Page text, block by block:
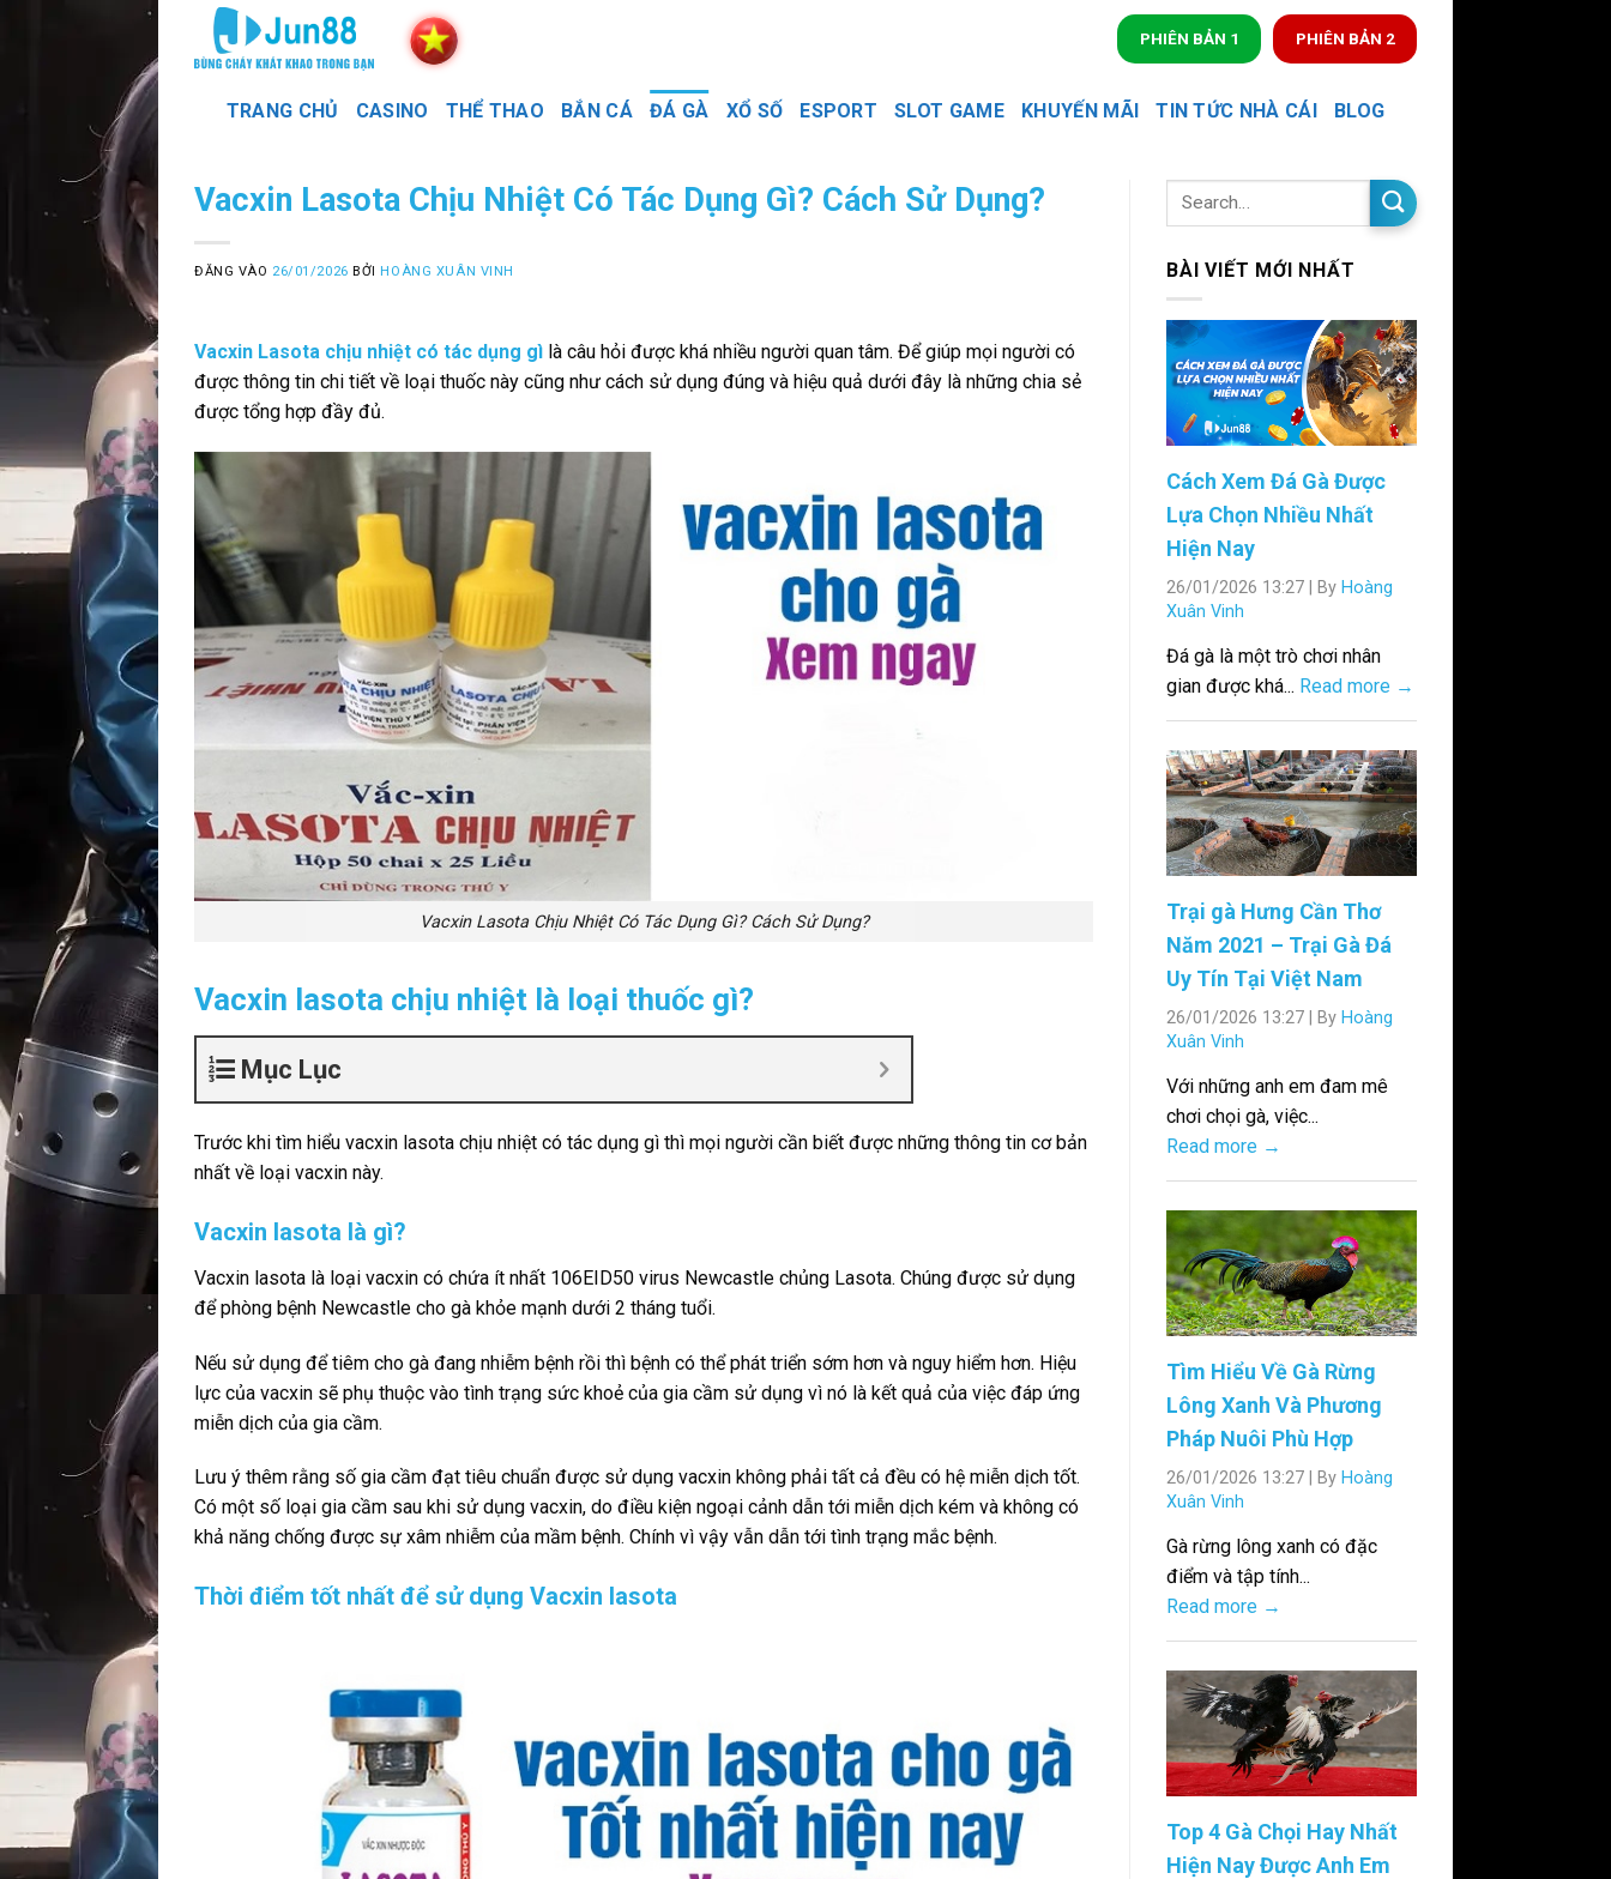
nội
PHIÊN BẢN 1 PHIÊN BẢN 2
TRANG CHỦ CASINO THỂ THAO BẮN CÁ ĐÁ GÀ XỔ SỐ ESPORT SLOT GAME KHUYẾN MÃI TIN TỨC NHÀ CÁI BLOG
Vacxin Lasota Chịu Nhiệt Có Tác Dụng Gì? Cách Sử Dụng?
ĐĂNG VÀO 26/01/2026 BỞI HOÀNG XUÂN VINH
Vacxin Lasota chịu nhiệt có tác dụng gì là câu hỏi được khá nhiều người quan tâm. Để giúp mọi người có
được thông tin chi tiết về loại thuốc này cũng như cách sử dụng đúng và hiệu quả dưới đây là những chia sẻ
được tổng hợp đầy đủ.
Vacxin Lasota Chịu Nhiệt Có Tác Dụng Gì? Cách Sử Dụng?
Vacxin lasota chịu nhiệt là loại thuốc gì?
Mục Lục
Trước khi tìm hiểu vacxin lasota chịu nhiệt có tác dụng gì thì mọi người cần biết được những thông tin cơ bản
nhất về loại vacxin này.
Vacxin lasota là gì?
Vacxin lasota là loại vacxin có chứa ít nhất 106EID50 virus Newcastle chủng Lasota. Chúng được sử dụng
để phòng bệnh Newcastle cho gà khỏe mạnh dưới 2 tháng tuổi.
Nếu sử dụng để tiêm cho gà đang nhiễm bệnh rồi thì bệnh có thể phát triển sớm hơn và nguy hiểm hơn. Hiệu
lực của vacxin sẽ phụ thuộc vào tình trạng sức khoẻ của gia cầm sử dụng vì nó là kết quả của việc đáp ứng
miễn dịch của gia cầm.
Lưu ý thêm rằng số gia cầm đạt tiêu chuẩn được sử dụng vacxin không phải tất cả đều có hệ miễn dịch tốt.
Có một số loại gia cầm sau khi sử dụng vacxin, do điều kiện ngoại cảnh dẫn tới miễn dịch kém và không có
khả năng chống được sự xâm nhiễm của mầm bệnh. Chính vì vậy vẫn dẫn tới tình trạng mắc bệnh.
Thời điểm tốt nhất để sử dụng Vacxin lasota
BÀI VIẾT MỚI NHẤT
Cách Xem Đá Gà Được
Lựa Chọn Nhiều Nhất
Hiện Nay
26/01/2026 13:27 By Hoàng
Xuân Vinh
Đá gà là một trò chơi nhân
gian được khá... Read more →
Trại gà Hưng Cần Thơ
Năm 2021 – Trại Gà Đá
Uy Tín Tại Việt Nam
26/01/2026 13:27 By Hoàng
Xuân Vinh
Với những anh em đam mê
chơi chọi gà, việc...
Read more →
Tìm Hiểu Về Gà Rừng
Lông Xanh Và Phương
Pháp Nuôi Phù Hợp
26/01/2026 13:27 By Hoàng
Xuân Vinh
Gà rừng lông xanh có đặc
điểm và tập tính...
Read more →
Top 4 Gà Chọi Hay Nhất
Hiện Nay Được Anh Em